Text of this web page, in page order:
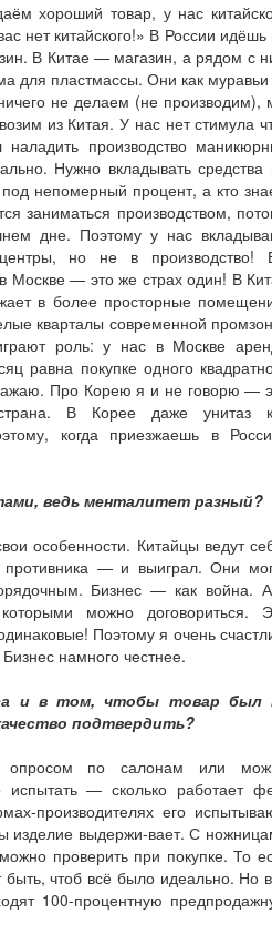
хороший товар, у нас
нет китайского!» В России идёшь
В Китае — магазин, а рядом с
для пластмассы. Они как
не делаем (не производим),
из Китая. У нас нет стимула
производство
Нужно вкладывать средства
непомерный процент, а кто
заниматься производством,
дне. Поэтому у нас
но не в производство!
Москве — это же страх один! В
в более просторные
кварталы современной
роль: у нас в Москве
равна покупке одного
Про Корею я и не говорю —
В Корее даже унитаз
когда приезжаешь в
ведь менталитет разный?
особенности. Китайцы ведут
противника — и выиграл. Они
Бизнес — как война.
можно договориться.
Поэтому я очень
намного честнее.
и в том, чтобы товар был
подтвердить?
опросом по салонам или
испытать — сколько работает
производителях его
изделие выдержи-вает. С
проверить при покупке. То
чтоб всё было идеально. Но
100-процентную